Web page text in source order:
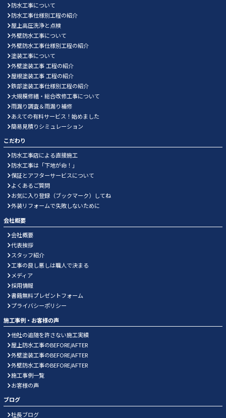
防水工事について
防水工事仕様別工程の紹介
屋上高圧洗浄と点検
外壁防水工事について
外壁防水工事仕様別工程の紹介
塗装工事について
外壁塗装工事 工程の紹介
屋根塗装工事 工程の紹介
鉄部塗装工事仕様別工程の紹介
大規模修繕・総合改修工事について
雨漏り調査＆雨漏り補修
あえての有料サービス！始めました
簡易見積りシミュレーション
こだわり
防水工事店による直接施工
防水工事は「下地が命！」
保証とアフターサービスについて
よくあるご質問
お気に入り登録（ブックマーク）してね
外装リフォームで失敗しないために
会社概要
会社概要
代表挨拶
スタッフ紹介
工事の良し悪しは職人で決まる
メディア
採用情報
書籍無料プレゼントフォーム
プライバシーポリシー
施工事例・お客様の声
他社の追随を許さない施工実績
屋上防水工事のBEFORE/AFTER
外壁塗装工事のBEFORE/AFTER
外壁防水工事のBEFORE/AFTER
施工事例一覧
お客様の声
ブログ
社長ブログ